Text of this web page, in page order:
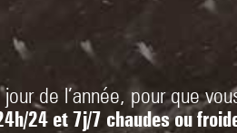
de l’année, pour que
24 et 7j/7 chaudes ou